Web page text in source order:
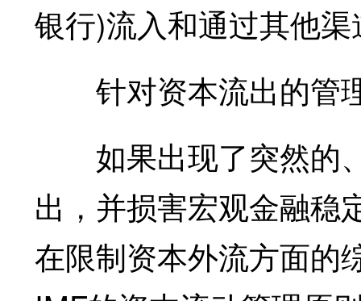
银行)流入和通过其他
针对资本流出的管
如果出现了突然的
出，并损害宏观金融稳
在限制资本外流方面的